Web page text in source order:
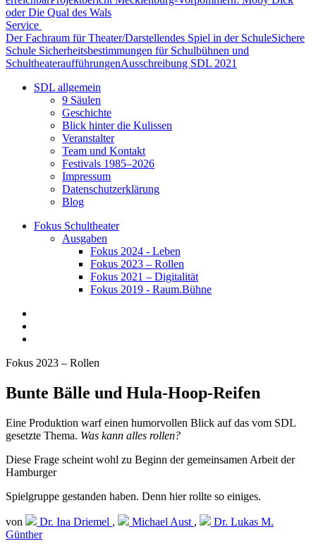
oder Die Qual des Wals
Service
Der Fachraum für Theater/Darstellendes Spiel in der SchuleSichere
Schule Sicherheitsbestimmungen für Schulbühnen und
SchultheateraufführungenAusschreibung SDL 2021
SDL allgemein
9 Säulen
Geschichte
Blick hinter die Kulissen
Veranstalter
Team und Kontakt
Festivals 1985–2026
Impressum
Datenschutzerklärung
Blog
Fokus Schultheater
Ausgaben
Fokus 2024 - Leben
Fokus 2023 – Rollen
Fokus 2021 – Digitalität
Fokus 2019 - Raum.Bühne
Fokus 2023 – Rollen
Bunte Bälle und Hula-Hoop-Reifen
Eine Produktion warf einen humorvollen Blick auf das vom SDL
gesetzte Thema. Was kann alles rollen?
Diese Frage scheint wohl zu Beginn der gemeinsamen Arbeit der
Hamburger
Spielgruppe gestanden haben. Denn hier rollte so einiges.
von Dr. Ina Driemel , Michael Aust ,
Dr. Lukas M.
Günther